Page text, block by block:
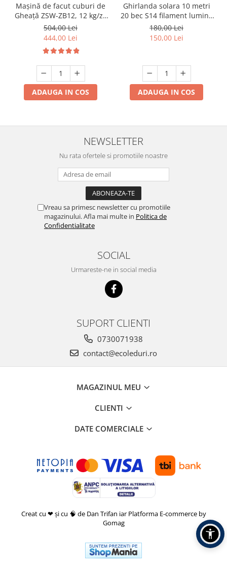
Mașină de facut cuburi de
Gheață ZSW-ZB12, 12 kg/zi,
Rezervor 1.2L, Panou Tactil,
Design Compact, Negru
504,00 Lei
444,00 Lei
ADAUGA IN COS
Ghirlanda solara 10 metri
20 bec S14 filament lumina
calda
180,00 Lei
150,00 Lei
ADAUGA IN COS
NEWSLETTER
Nu rata ofertele si promotiile noastre
Vreau sa primesc newsletter cu promotiile
magazinului. Afla mai multe in Politica de
Confidentialitate
SOCIAL
Urmareste-ne in social media
SUPORT CLIENTI
0730071938
contact@ecoleduri.ro
MAGAZINUL MEU
CLIENTI
DATE COMERCIALE
Creat cu ❤ și cu 🧠 de Dan Trifan iar Platforma E-commerce by
Gomag